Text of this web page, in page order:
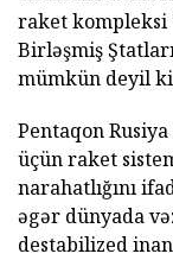
raket
Birləşmiş
mümkün deyil
Pentaqon
üçün raket
narahatlığını
əgər dünyada
destabilized